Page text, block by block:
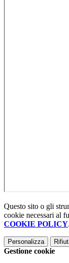
Questo sito o gli
cookie necessari al
COOKIE POLICY.
Personalizza
Gestione cookie